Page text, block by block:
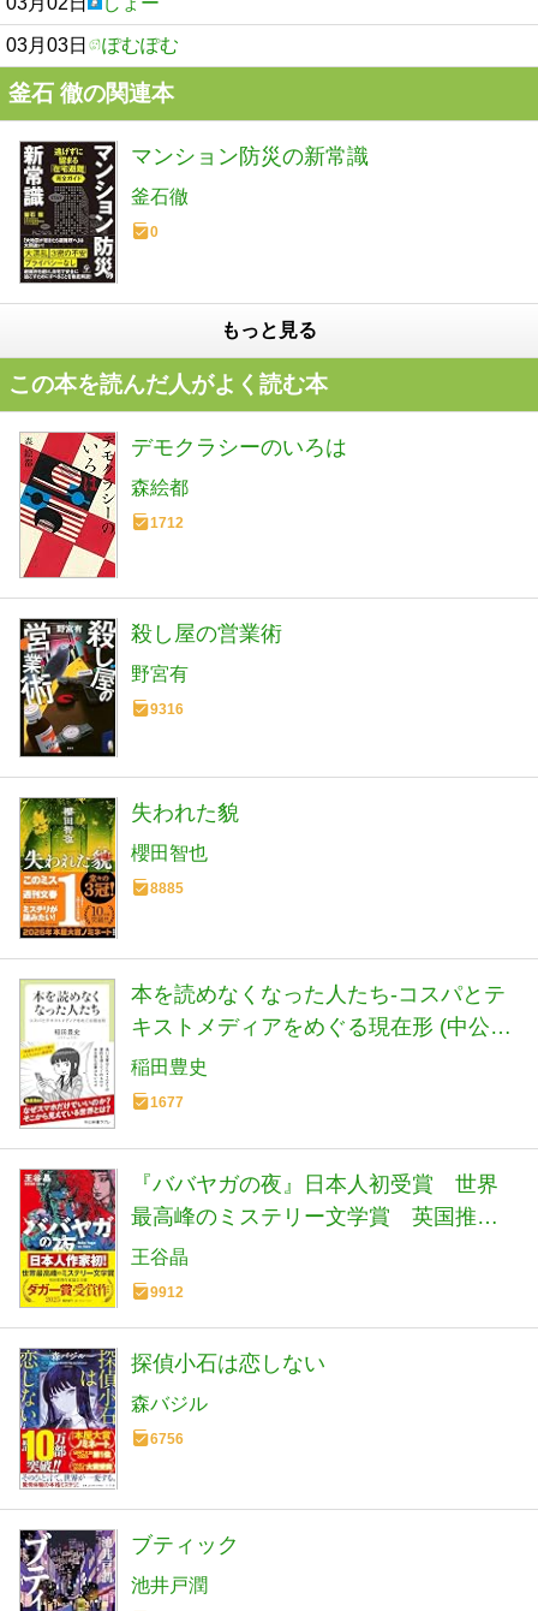
03月03日 ぽむぽむ
釜石 徹の関連本
マンション防災の新常識
釜石徹
0
もっと見る
この本を読んだ人がよく読む本
デモクラシーのいろは
森絵都
1712
殺し屋の営業術
野宮有
9316
失われた貌
櫻田智也
8885
本を読めなくなった人たち-コスパとテ
キストメディアをめぐる現在形 (中公新
書ラクレ 861)
稲田豊史
1677
『ババヤガの夜』日本人初受賞 世界
最高峰のミステリー文学賞 英国推理
作家協会賞(ダガー賞） (河出文庫 お 46-
1)
王谷晶
9912
探偵小石は恋しない
森バジル
6756
ブティック
池井戸潤